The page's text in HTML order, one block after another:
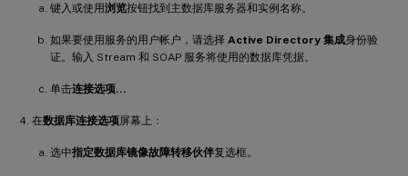
键入或使用浏览按钮找到主数据库服务器和实例名称。
如果要使用服务的用户帐户，请选择 Active Directory 集成身份验
证。输入 Stream 和 SOAP 服务将使用的数据库凭据。
单击连接选项…
在数据库连接选项屏幕上：
选中指定数据库镜像故障转移伙伴复选框。